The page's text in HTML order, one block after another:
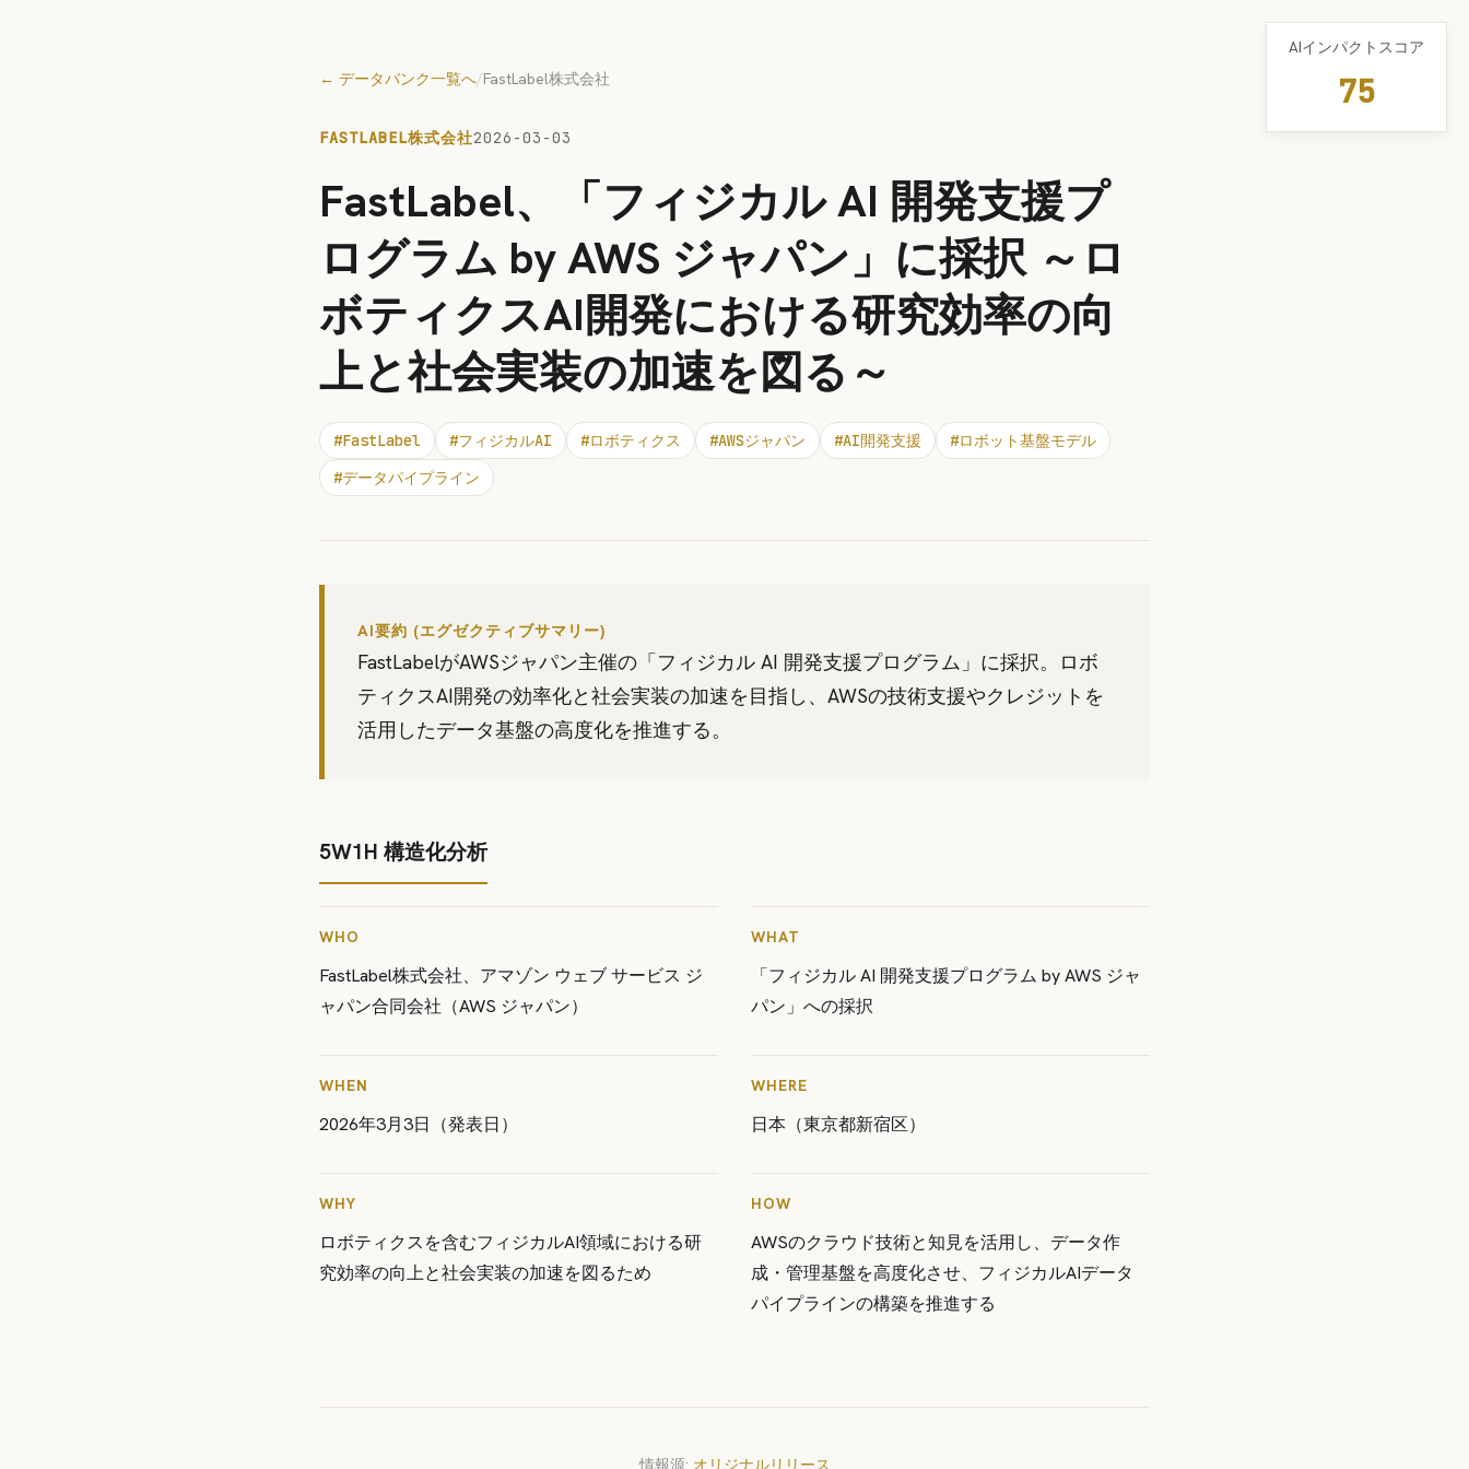
← データバンク一覧へ/FastLabel株式会社
FASTLABEL株式会社2026-03-03
FastLabel、「フィジカル AI 開発支援プ
ログラム by AWS ジャパン」に採択 ～ロ
ボティクスAI開発における研究効率の向
上と社会実装の加速を図る～
#FastLabel #フィジカルAI #ロボティクス #AWSジャパン #AI開発支援 #ロボット基盤モデル
#データパイプライン
AIインパクトスコア
75
AI要約 (エグゼクティブサマリー)
FastLabelがAWSジャパン主催の「フィジカル AI 開発支援プログラム」に採択。ロボ
ティクスAI開発の効率化と社会実装の加速を目指し、AWSの技術支援やクレジットを
活用したデータ基盤の高度化を推進する。
5W1H 構造化分析
WHO
FastLabel株式会社、アマゾン ウェブ サービス ジ
ャパン合同会社（AWS ジャパン）
WHAT
「フィジカル AI 開発支援プログラム by AWS ジャ
パン」への採択
WHEN
2026年3月3日（発表日）
WHERE
日本（東京都新宿区）
WHY
ロボティクスを含むフィジカルAI領域における研
究効率の向上と社会実装の加速を図るため
HOW
AWSのクラウド技術と知見を活用し、データ作
成・管理基盤を高度化させ、フィジカルAIデータ
パイプラインの構築を推進する
情報源: オリジナルリリース